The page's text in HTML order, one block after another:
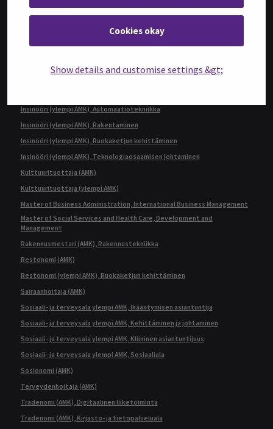
Cookies okay
Show details and customise settings &gt;
Geronomi (AMK)
Insinööri (AMK), Bio- ja elintarviketekniikka
Insinööri (AMK), Rakennustekniikka
Insinööri (ylempi AMK), Automaatiotekniikka
Insinööri (ylempi AMK), Rakentaminen
Insinööri (ylempi AMK), Ruokaketjun kehittäminen
Insinööri (ylempi AMK), Teknologiaosaamisen johtaminen
Kulttuurituottaja (AMK)
Kulttuurituottaja (ylempi AMK)
Master of Business Administration, International Business Management
Master of Social Services and Health Care, Development and
Management
Rakennusmestari (AMK), Rakennustekniikka
Restonomi (AMK)
Restonomi (ylempi AMK), Ruokaketjun kehittäminen
Sairaanhoitaja (AMK)
Sosiaali- ja terveysala ylempi AMK, Ikääntymisen asiantuntija
Sosiaali- ja terveysala ylempi AMK, Kehittäminen ja johtaminen
Sosiaali- ja terveysala ylempi AMK, Kliininen asiantuntijuus
Sosiaali- ja terveysala ylempi AMK, Sosiaaliala
Sosionomi (AMK)
Terveydenhoitaja (AMK)
Tradenomi (AMK), Digitaalinen liiketoiminta
Tradenomi (AMK), Kirjasto- ja tietopalveluala